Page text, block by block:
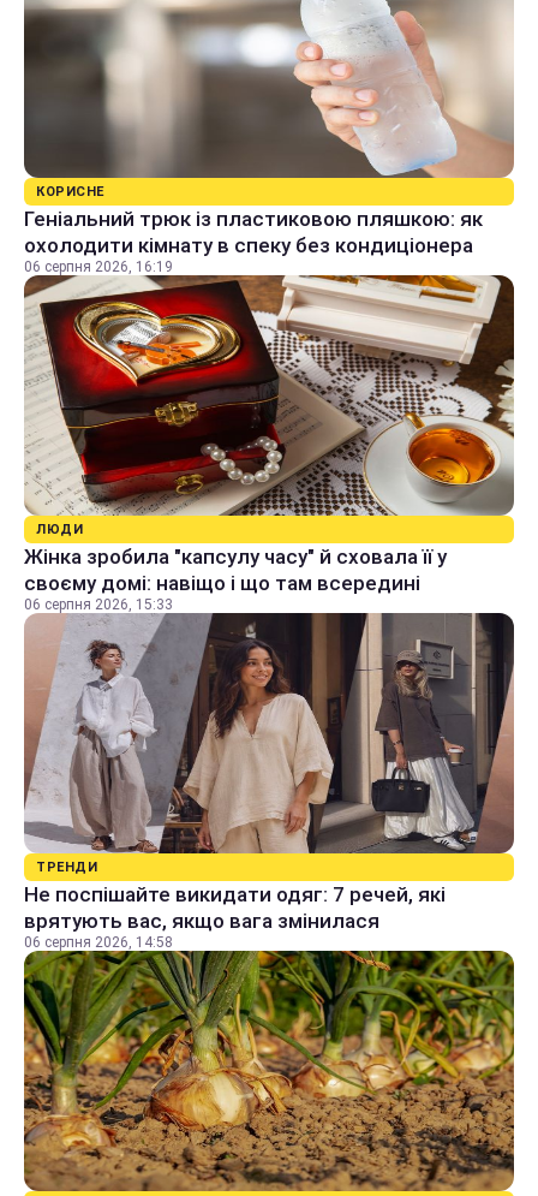
КОРИСНЕ
Геніальний трюк із пластиковою пляшкою: як
охолодити кімнату в спеку без кондиціонера
06 серпня 2026, 16:19
ЛЮДИ
Жінка зробила "капсулу часу" й сховала її у
своєму домі: навіщо і що там всередині
06 серпня 2026, 15:33
ТРЕНДИ
Не поспішайте викидати одяг: 7 речей, які
врятують вас, якщо вага змінилася
06 серпня 2026, 14:58